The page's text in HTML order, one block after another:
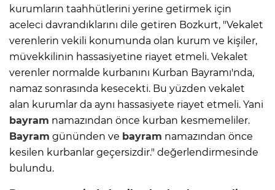
kurumların taahhütlerini yerine getirmek için
aceleci davrandıklarını dile getiren Bozkurt, "Vekalet
verenlerin vekili konumunda olan kurum ve kişiler,
müvekkilinin hassasiyetine riayet etmeli. Vekalet
verenler normalde kurbanını Kurban Bayramı'nda,
namaz sonrasında kesecekti. Bu yüzden vekalet
alan kurumlar da aynı hassasiyete riayet etmeli. Yani
bayram namazından önce kurban kesmemeliler.
Bayram gününden ve bayram namazından önce
kesilen kurbanlar geçersizdir." değerlendirmesinde
bulundu.